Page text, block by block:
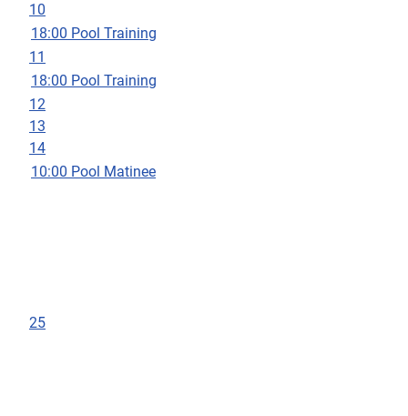
10
18:00 Pool Training
11
18:00 Pool Training
12
13
14
10:00 Pool Matinee
25